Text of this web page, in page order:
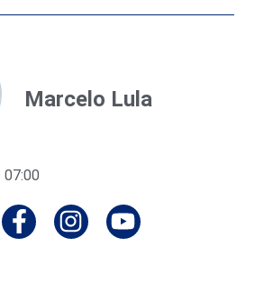
Marcelo Lula
07:00